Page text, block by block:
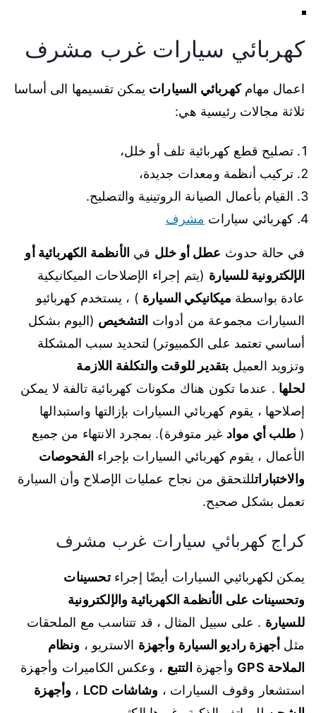
كهربائي سيارات غرب مشرف
اعمال مهامكهربائي السيارات يمكن تقسيمها الى أساسا
ثلاثة مجالات رئيسية هي:
تصليح قطع كهربائية تلف أو خلل،
تركيب أنظمة ومعدات جديدة،
القيام بأعمال الصيانة الروتينية والتصليح.
كهربائي سيارات مشرف
في حالة حدوث عطل أو خلل في الأنظمة الكهربائية أو
الإلكترونية للسيارة (يتم إجراء الإصلاحات الميكانيكية
عادة بواسطة ميكانيكي السيارة ) ، يستخدم كهربائيو
السيارات مجموعة من أدوات التشخيص (اليوم بشكل
أساسي تعتمد على الكمبيوتر) لتحديد سبب المشكلة
وتزويد العميل بتقدير للوقت والتكلفة اللازمة
لحلها . عندما تكون هناك مكونات كهربائية تالفة لا يمكن
إصلاحها ، يقوم كهربائي السيارات بإزالتها واستبدالها
( طلب أي مواد غير متوفرة). بمجرد الانتهاء من جميع
الأعمال ، يقوم كهربائي السيارات بإجراء الفحوصات
والاختباراتللتحقق من نجاح عمليات الإصلاح وأن السيارة
تعمل بشكل صحيح.
كراج كهربائي سيارات غرب مشرف
يمكن لكهربائيي السيارات أيضًا إجراءتحسينات
وتحسينات على الأنظمة الكهربائية والإلكترونية
للسيارة . على سبيل المثال ، قد تتناسب مع الملحقات
مثل أجهزة راديو السيارة وأجهزة الاستريو ، ونظام
الملاحة GPS
وأجهزة التتبع ، وعكس الكاميرات وأجهزة
استشعار وقوف السيارات ، وشاشات LCD ، وأجهزة